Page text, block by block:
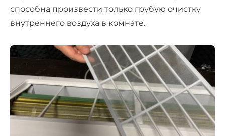
способна произвести только грубую очистку
внутреннего воздуха в комнате.